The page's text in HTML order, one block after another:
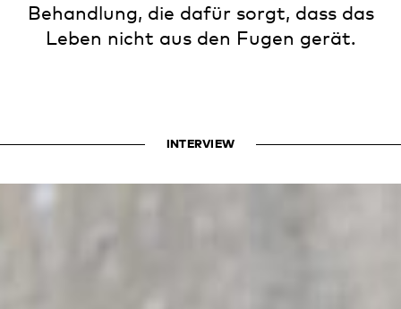
Behandlung, die dafür sorgt, dass das
Leben nicht aus den Fugen gerät.
INTERVIEW